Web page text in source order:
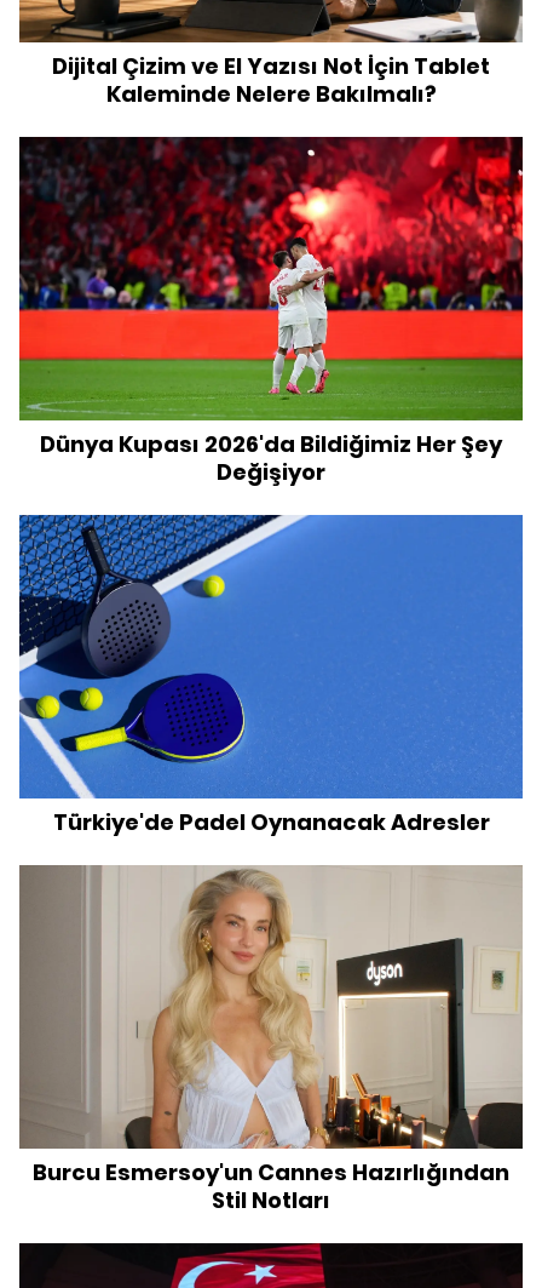
Dijital Çizim ve El Yazısı Not İçin Tablet
Kaleminde Nelere Bakılmalı?
Dünya Kupası 2026'da Bildiğimiz Her Şey
Değişiyor
Türkiye'de Padel Oynanacak Adresler
Burcu Esmersoy'un Cannes Hazırlığından
Stil Notları